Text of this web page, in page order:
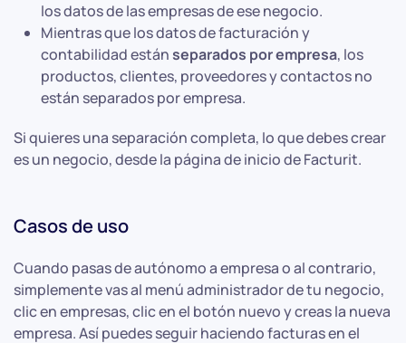
los datos de las empresas de ese negocio.
Mientras que los datos de facturación y
contabilidad estánseparados por empresa, los
productos, clientes, proveedores y contactos no
están separados por empresa.
Si quieres una separación completa, lo que debes crear
es un negocio, desde la página de inicio de Facturit.
Casos de uso
Cuando pasas de autónomo a empresa o al contrario,
simplemente vas al menú administrador de tu negocio,
clic en empresas, clic en el botón nuevo y creas la nueva
empresa. Así puedes seguir haciendo facturas en el